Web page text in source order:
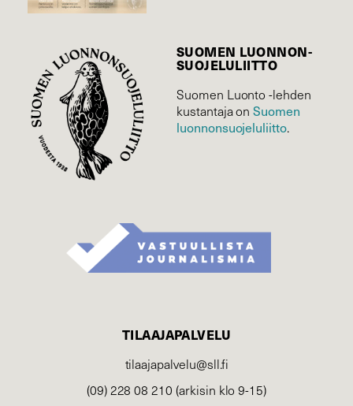
SUOMEN LUONNON­
SUOJELU­LIITTO
Suomen Luonto -lehden
kustantaja onSuomen
luonnonsuojelu­liitto.
TILAAJAPALVELU
tilaajapalvelu@sll.fi
(09) 228 08 210 (arkisin klo 9-15)